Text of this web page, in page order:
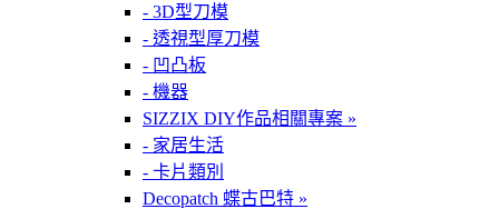
- 3D型刀模
- 透視型厚刀模
- 凹凸板
- 機器
SIZZIX DIY作品相關專案 »
- 家居生活
- 卡片類別
Decopatch 蝶古巴特 »